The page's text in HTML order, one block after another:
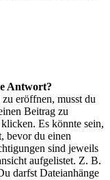
Antwort?
eröffnen, musst du
Beitrag zu
Es könnte sein,
bevor du einen
sind jeweils
aufgelistet. Z. B.
darfst Dateianhänge